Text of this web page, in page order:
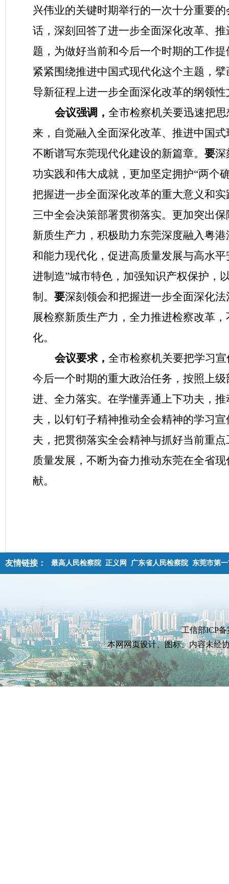
兴伟业的关键时期举行的一次十分重要
话，深刻回答了进一步全面深化改革、
题，为做好当前和今后一个时期的工作
紧紧围绕推进中国式现代化这个主题，
导新征程上进一步全面深化改革的纲领性
会议强调， 全市检察机关要迅速把
来，自觉融入全面深化改革、推进中国
不断谱写东莞现代化建设的新篇章。 要深
功实践和伟大成就，更加坚定拥护“两个
把握进一步全面深化改革的重大意义和
三中全会决策部署贯彻落实。更加突出
新质生产力，积极助力东莞深度融入粤
和能力现代化，促进高质量发展与高水
进制造”城市特色，加强知识产权保护，
制。 要深刻领会和把握进一步全面深化
展检察新质生产力，全力推进检察改革
化。
会议要求， 全市检察机关要把学习
今后一个时期的重大政治任务，按照上
进、全力落实。在学懂弄通上下功夫，
夫，以钉钉子精神推动全会精神的学习
夫，把贯彻落实全会精神与抓好当前重
质量发展，不断为奋力推动东莞在全省
献。
友情链接： 最高人民检察院 正义网 广东省人民检察院 东莞市第
工信部ICP
本网网页设计、图标、内容未经